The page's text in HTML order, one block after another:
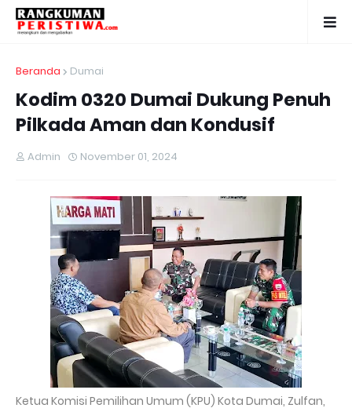
Beranda Dumai
Kodim 0320 Dumai Dukung Penuh
Pilkada Aman dan Kondusif
Admin November 01, 2024
Ketua Komisi Pemilihan Umum (KPU) Kota Dumai, Zulfan,